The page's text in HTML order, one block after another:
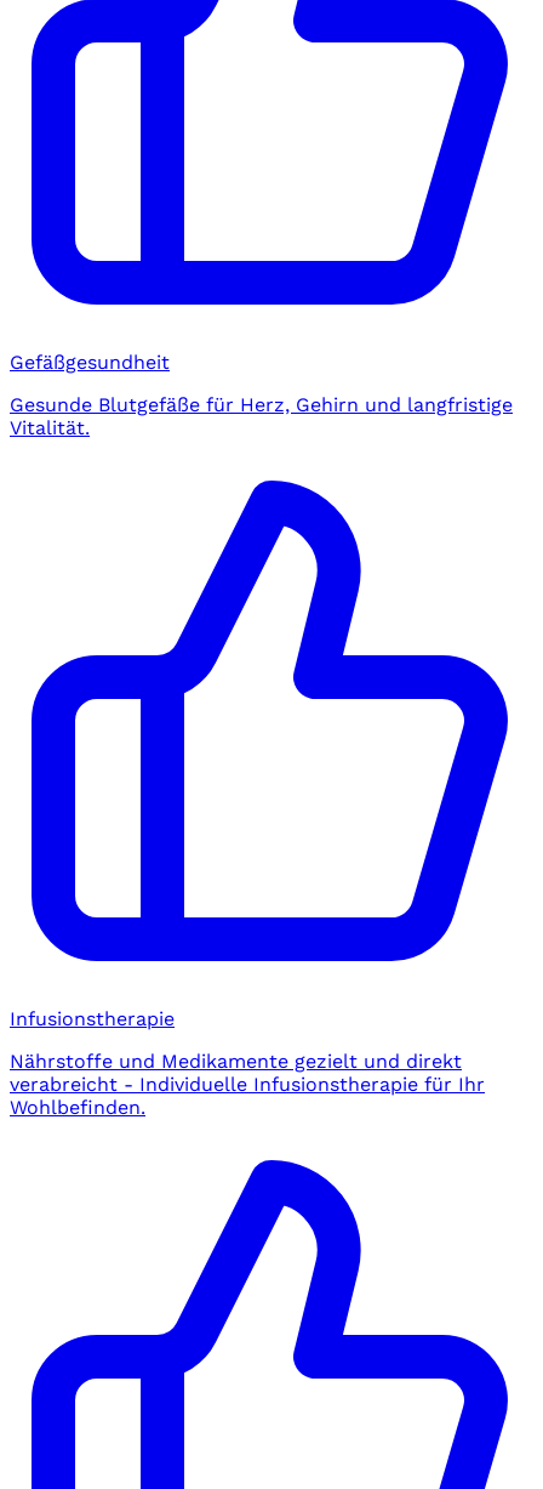
Gefäßgesundheit
Gesunde Blutgefäße für Herz, Gehirn und langfristige
Vitalität.
Infusionstherapie
Nährstoffe und Medikamente gezielt und direkt
verabreicht - Individuelle Infusionstherapie für Ihr
Wohlbefinden.